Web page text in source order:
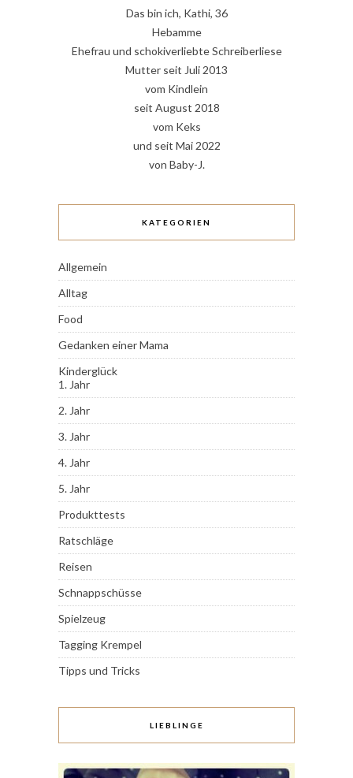
Das bin ich, Kathi, 36
Hebamme
Ehefrau und schokiverliebte Schreiberliese
Mutter seit Juli 2013
vom Kindlein
seit August 2018
vom Keks
und seit Mai 2022
von Baby-J.
KATEGORIEN
Allgemein
Alltag
Food
Gedanken einer Mama
Kinderglück
1. Jahr
2. Jahr
3. Jahr
4. Jahr
5. Jahr
Produkttests
Ratschläge
Reisen
Schnappschüsse
Spielzeug
Tagging Krempel
Tipps und Tricks
LIEBLINGE